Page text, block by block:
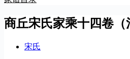
商丘宋氏家乘十四卷（
宋氏